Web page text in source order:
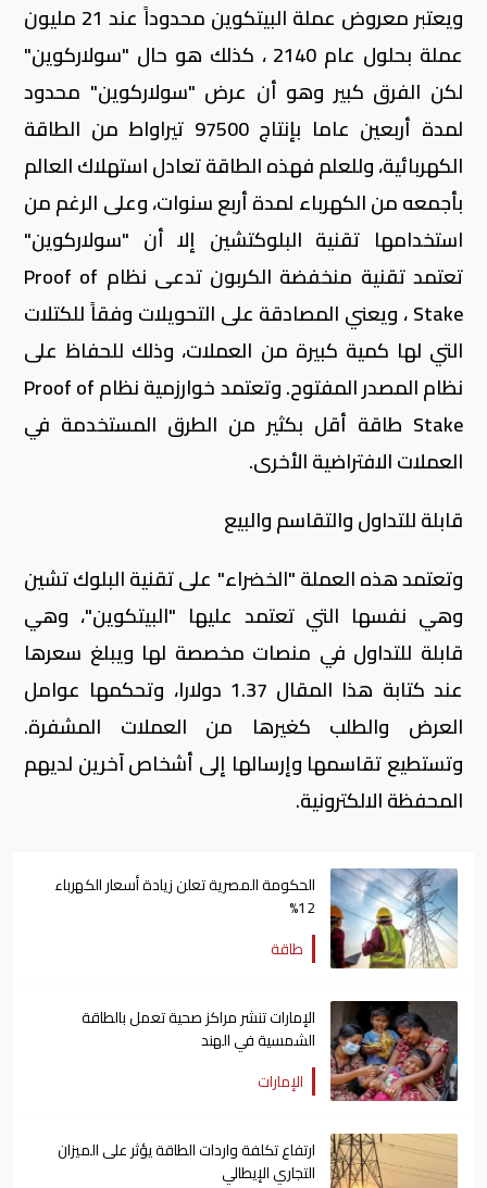
ويعتبر معروض عملة البيتكوين محدوداً عند 21 مليون
عملة بحلول عام 2140 ، كذلك هو حال "سولاركوين"
لكن الفرق كبير وهو أن عرض "سولاركوين" محدود
لمدة أربعين عاما بإنتاج 97500 تيراواط من الطاقة
الكهربائية، وللعلم فهذه الطاقة تعادل استهلاك العالم
بأجمعه من الكهرباء لمدة أربع سنوات، وعلى الرغم من
استخدامها تقنية البلوكتشين إلا أن "سولاركوين"
تعتمد تقنية منخفضة الكربون تدعى نظام Proof of
Stake ، ويعني المصادقة على التحويلات وفقاً للكتلات
التي لها كمية كبيرة من العملات، وذلك للحفاظ على
نظام المصدر المفتوح. وتعتمد خوارزمية نظام Proof of
Stake طاقة أقل بكثير من الطرق المستخدمة في
العملات الافتراضية الأخرى.
قابلة للتداول والتقاسم والبيع
وتعتمد هذه العملة "الخضراء" على تقنية البلوك تشين
وهي نفسها التي تعتمد عليها "البيتكوين"، وهي
قابلة للتداول في منصات مخصصة لها ويبلغ سعرها
عند كتابة هذا المقال 1.37 دولارا، وتحكمها عوامل
العرض والطلب كغيرها من العملات المشفرة.
وتستطيع تقاسمها وإرسالها إلى أشخاص آخرين لديهم
المحفظة الالكترونية.
الحكومة المصرية تعلن زيادة أسعار الكهرباء
12%
طاقة
الإمارات تنشر مراكز صحية تعمل بالطاقة
الشمسية في الهند
الإمارات
ارتفاع تكلفة واردات الطاقة يؤثر على الميزان
التجاري الإيطالي